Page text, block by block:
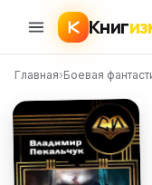
Книг
Главная›Боевая